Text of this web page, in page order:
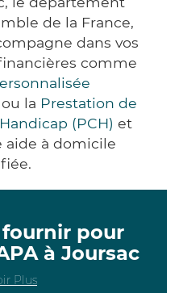
de la France,
dans vos
comme
ou la Prestation de
(PCH) et
aide à domicile
fournir pour
à Joursac
Plus